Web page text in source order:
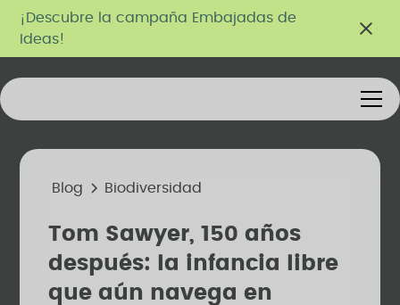
¡Descubre la campaña Embajadas de
Ideas!
Blog Biodiversidad
Tom Sawyer, 150 años
después: la infancia libre
que aún navega en